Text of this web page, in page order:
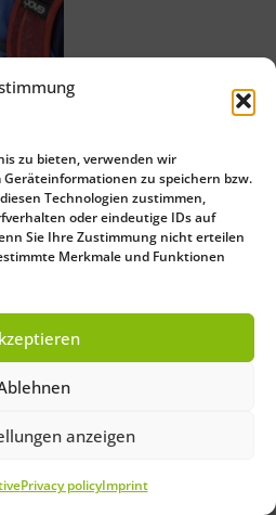
zu bieten, verwenden wir
Geräteinformationen zu speichern bzw.
Technologien zustimmen,
oder eindeutige IDs auf
Sie Ihre Zustimmung nicht erteilen
Merkmale und Funktionen
anzeigen
Privacy policyImprint
)
English
) Italiano(Italian)
)